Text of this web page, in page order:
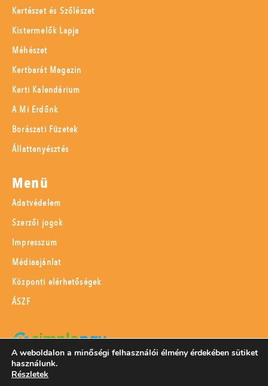
Kertészet és Szőlészet
Kistermelők Lapja
Méhészet
Kertbarát Magazin
Kerti Kalendárium
A Mi Erdőnk
Borászati Füzetek
Állattenyésztés
Menü
Adatvédelem
Szerzői jogok
Impresszum
Médiaajánlat
Központi elérhetőségek
ÁSZF
SimplePay adattovábbítási nyilatkozat
A weboldalon a minőségi felhasználói élmény érdekében sütiket
használunk.
Részletek